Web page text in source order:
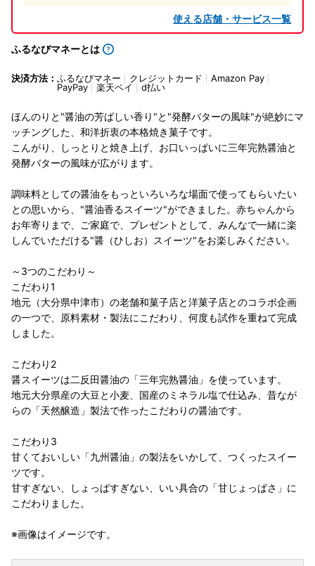
使える店舗・サービス一覧
ふるなびマネーとは
決済方法： ふるなびマネー クレジットカード
Amazon Pay
PayPay
楽天ペイ d払い
ほんのりと"醤油の芳ばしい香り"と"発酵バターの風味"が絶妙にマ
ッチングした、和洋折衷の本格焼き菓子です。
こんがり、しっとりと焼き上げ、お口いっぱいに三年完熟醤油と
発酵バターの風味が広がります。
調味料としての醤油をもっといろいろな場面で使ってもらいたい
との思いから、"醤油香るスイーツ"ができました。赤ちゃんから
お年寄りまで、ご家庭で、プレゼントとして、みんなで一緒に楽
しんでいただける"醤（ひしお）スイーツ"をお楽しみください。
～3つのこだわり～
こだわり1
地元（大分県中津市）の老舗和菓子店と洋菓子店とのコラボ企画
の一つで、原料素材・製法にこだわり、何度も試作を重ねて完成
しました。
こだわり2
醤スイーツは二反田醤油の「三年完熟醤油」を使っています。
地元大分県産の大豆と小麦、国産のミネラル塩で仕込み、昔なが
らの「天然醸造」製法で作ったこだわりの醤油です。
こだわり3
甘くておいしい「九州醤油」の製法をいかして、つくったスイー
ツです。
甘すぎない、しょっぱすぎない、いい具合の「甘じょっぱさ」に
こだわりました。
※画像はイメージです。